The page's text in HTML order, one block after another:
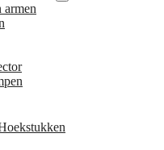
armen